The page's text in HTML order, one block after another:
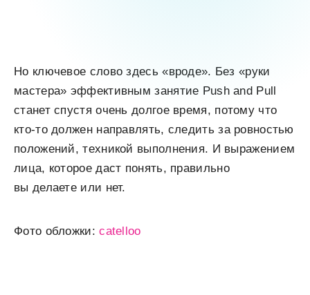
Но ключевое слово здесь «вроде». Без «руки
мастера» эффективным занятие Push and Pull
станет спустя очень долгое время, потому что
кто-то должен направлять, следить за ровностью
положений, техникой выполнения. И выражением
лица, которое даст понять, правильно
вы делаете или нет.
Фото обложки:catelloo